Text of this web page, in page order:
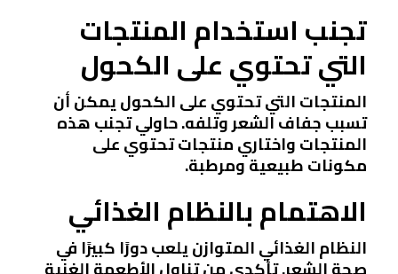
تجنب استخدام المنتجات
التي تحتوي على الكحول
المنتجات التي تحتوي على الكحول يمكن أن
تسبب جفاف الشعر وتلفه. حاولي تجنب هذه
المنتجات واختاري منتجات تحتوي على
مكونات طبيعية ومرطبة.
الاهتمام بالنظام الغذائي
النظام الغذائي المتوازن يلعب دورًا كبيرًا في